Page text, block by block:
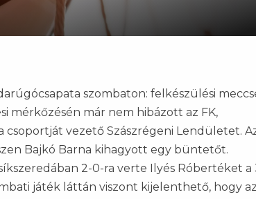
szombaton: felkészülési
mérkőzésén már nem hibázott az FK,
csoportját vezető Szászrégeni Lendületet.
Bajkó Barna kihagyott egy büntetőt.
2-0-ra verte Ilyés Róbertéket a
játék láttán viszont kijelenthető, hogy